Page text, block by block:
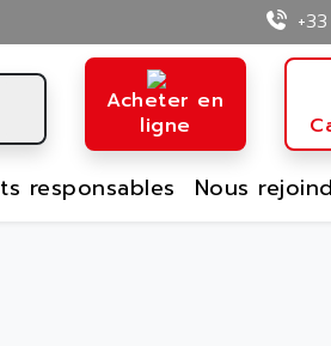
Acheter en
ligne
responsables Nous